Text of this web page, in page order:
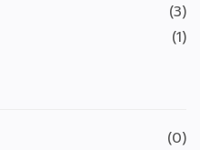
(3)
(1)
(0)